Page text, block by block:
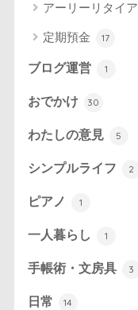
アーリーリタイア
定期預金 17
ブログ運営 1
おでかけ 30
わたしの意見 5
シンプルライフ 2
ピアノ 1
一人暮らし 1
手帳術・文房具 3
日常 14